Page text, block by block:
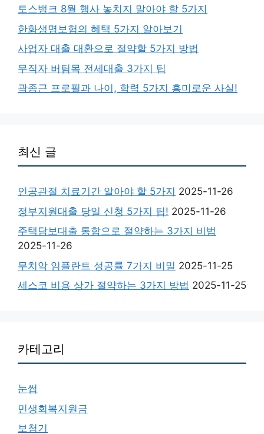
토스뱅크 8월 행사 놓치지 말아야 할 5가지
한화생명보험의 혜택 5가지 알아보기
사업자 대출 대환으로 절약할 5가지 방법
무직자 버팀목 전세대출 3가지 팁
곽종근 프로필과 나이, 학력 5가지 흥미로운 사실!
최신 글
인공관절 치료기간 알아야 할 5가지 2025-11-26
정부지원대출 당일 신청 5가지 팁! 2025-11-26
주택담보대출 통합으로 절약하는 3가지 비법
2025-11-26
무치악 임플란트 성공률 7가지 비밀 2025-11-25
세스코 비용 상가 절약하는 3가지 방법 2025-11-25
카테고리
눈썹
민생회복지원금
보청기